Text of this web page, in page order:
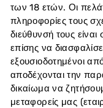
των 18 ετών. Οι
πληροφορίες τους
διεύθυνσή τους
επίσης να
εξουσιοδοτημένοι
αποδέχονται την
δικαίωμα να
μεταφορείς μας